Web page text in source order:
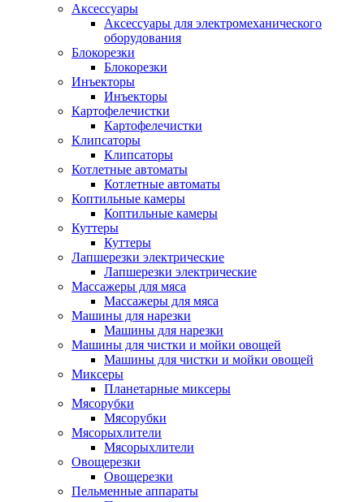
Аксессуары
Аксессуары для электромеханического
оборудования
Блокорезки
Блокорезки
Инъекторы
Инъекторы
Картофелечистки
Картофелечистки
Клипсаторы
Клипсаторы
Котлетные автоматы
Котлетные автоматы
Коптильные камеры
Коптильные камеры
Куттеры
Куттеры
Лапшерезки электрические
Лапшерезки электрические
Массажеры для мяса
Массажеры для мяса
Машины для нарезки
Машины для нарезки
Машины для чистки и мойки овощей
Машины для чистки и мойки овощей
Миксеры
Планетарные миксеры
Мясорубки
Мясорубки
Мясорыхлители
Мясорыхлители
Овощерезки
Овощерезки
Пельменные аппараты